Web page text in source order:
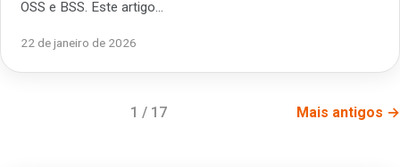
OSS e BSS. Este artigo…
22 de janeiro de 2026
1 / 17 Mais antigos →